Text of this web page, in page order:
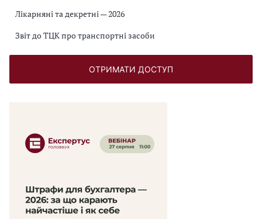
Лікарняні та декретні — 2026
Звіт до ТЦК про транспортні засоби
ОТРИМАТИ ДОСТУП